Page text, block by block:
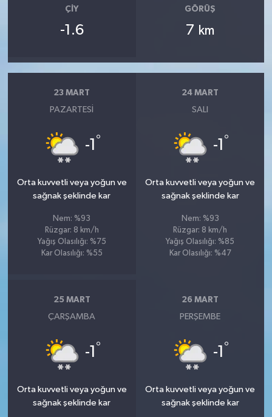
ÇIY
-1.6
GÖRÜŞ
7 km
23 MART
PAZARTESI
-1 °
Orta kuvvetli veya yoğun ve
sağnak şeklinde kar
Nem: %93
Rüzgar: 8 km/h
Yağış Olasılığı: %75
Kar Olasılığı: %55
24 MART
SALI
-1 °
Orta kuvvetli veya yoğun ve
sağnak şeklinde kar
Nem: %93
Rüzgar: 8 km/h
Yağış Olasılığı: %85
Kar Olasılığı: %47
25 MART
ÇARŞAMBA
-1 °
Orta kuvvetli veya yoğun ve
sağnak şeklinde kar
26 MART
PERŞEMBE
-1 °
Orta kuvvetli veya yoğun ve
sağnak şeklinde kar